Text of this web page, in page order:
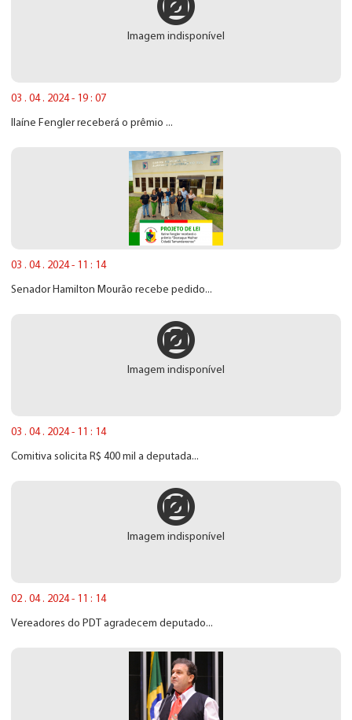
Imagem indisponível
03 . 04 . 2024 - 19 : 07
Ilaíne Fengler receberá o prêmio ...
03 . 04 . 2024 - 11 : 14
Senador Hamilton Mourão recebe pedido...
Imagem indisponível
03 . 04 . 2024 - 11 : 14
Comitiva solicita R$ 400 mil a deputada...
Imagem indisponível
02 . 04 . 2024 - 11 : 14
Vereadores do PDT agradecem deputado...